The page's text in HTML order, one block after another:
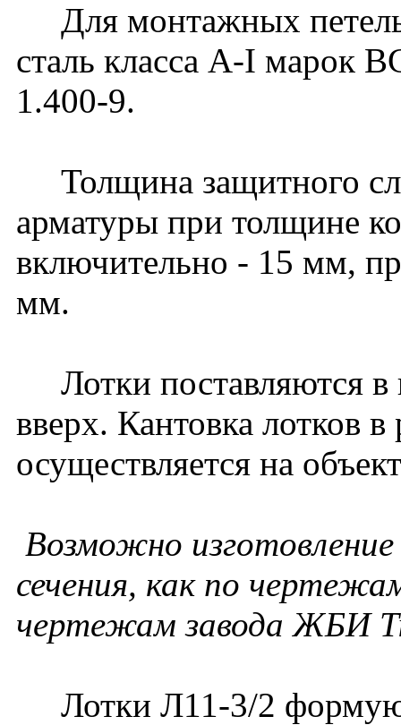
Для монтажных петель
сталь класса А-I марок
1.400-9.
Толщина защитного
арматуры при толщине
включительно - 15 мм,
мм.
Лотки поставляются в
вверх. Кантовка лотков
осуществляется на
Возможно
сечения, как по
чертежам завода ЖБИ
Лотки Л11-3/2